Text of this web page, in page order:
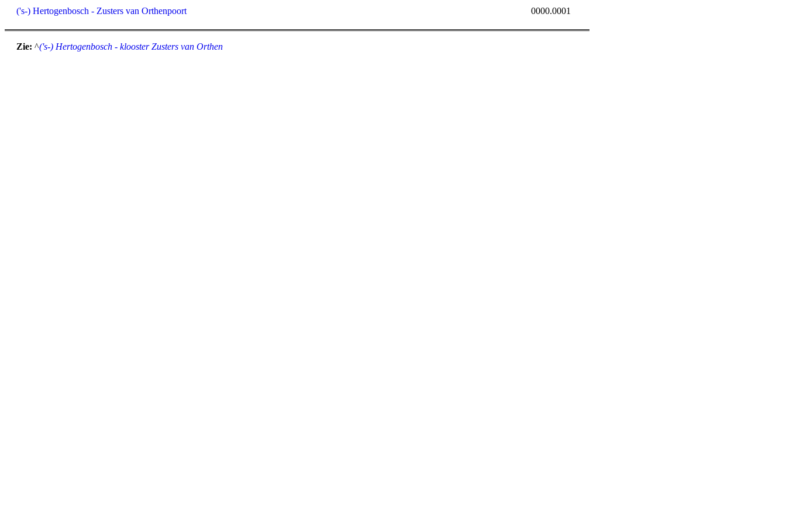
('s-) Hertogenbosch - Zusters van Orthenpoort 0000.0001
Zie: ^('s-) Hertogenbosch - klooster Zusters van Orthen